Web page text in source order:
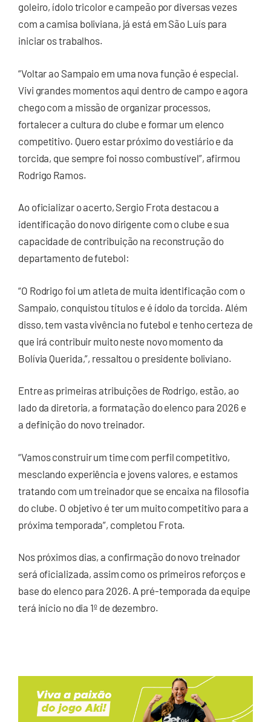
goleiro, ídolo tricolor e campeão por diversas vezes
com a camisa boliviana, já está em São Luís para
iniciar os trabalhos.
“Voltar ao Sampaio em uma nova função é especial.
Vivi grandes momentos aqui dentro de campo e agora
chego com a missão de organizar processos,
fortalecer a cultura do clube e formar um elenco
competitivo. Quero estar próximo do vestiário e da
torcida, que sempre foi nosso combustível”, afirmou
Rodrigo Ramos.
Ao oficializar o acerto, Sergio Frota destacou a
identificação do novo dirigente com o clube e sua
capacidade de contribuição na reconstrução do
departamento de futebol:
“O Rodrigo foi um atleta de muita identificação com o
Sampaio, conquistou títulos e é ídolo da torcida. Além
disso, tem vasta vivência no futebol e tenho certeza de
que irá contribuir muito neste novo momento da
Bolívia Querida,”, ressaltou o presidente boliviano.
Entre as primeiras atribuições de Rodrigo, estão, ao
lado da diretoria, a formatação do elenco para 2026 e
a definição do novo treinador.
“Vamos construir um time com perfil competitivo,
mesclando experiência e jovens valores, e estamos
tratando com um treinador que se encaixa na filosofia
do clube. O objetivo é ter um muito competitivo para a
próxima temporada”, completou Frota.
Nos próximos dias, a confirmação do novo treinador
será oficializada, assim como os primeiros reforços e
base do elenco para 2026. A pré-temporada da equipe
terá início no dia 1º de dezembro.